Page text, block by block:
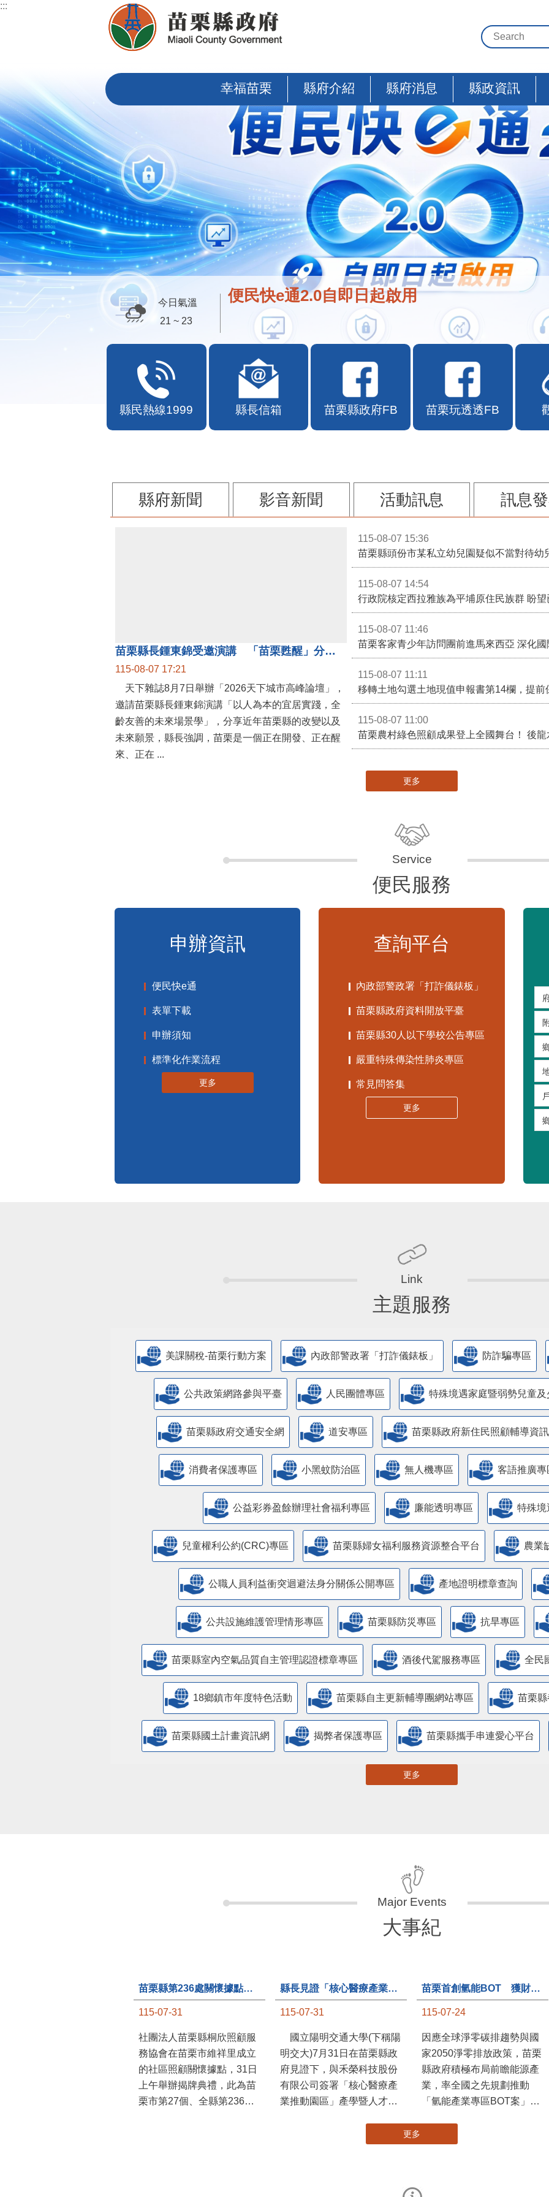
跳到主要內容區塊
:::
幸福苗栗 縣府介紹 縣府消息 縣政資訊
便民快e通2.0自即日起啟用
今日氣溫
21 ~ 23
縣民熱線1999 縣長信箱 苗栗縣政府FB 苗栗玩透透FB
縣府新聞 影音新聞 活動訊息 訊息
苗栗縣長鍾東錦受邀演講 「苗栗甦醒」分享近年轉變
115-08-07 17:21
天下雜誌8月7日舉辦「2026天下城市高峰論壇」，
邀請苗栗縣長鍾東錦演講「以人為本的宜居實踐，全
齡友善的未來場景學」，分享近年苗栗縣的改變以及
未來願景，縣長強調，苗栗是一個正在開發、正在醒
來、正在 ...
115-08-07 15:36
苗栗縣頭份市某私立幼兒園疑似不當對待幼
115-08-07 14:54
115-08-07 11:46
苗栗客家青少年訪問團前進馬來西亞 深化
115-08-07 11:11
移轉土地勾選土地現值申報書第14欄，提前
115-08-07 11:00
更多
便民服務
申辦資訊
便民快e通
表單下載
申辦須知
標準化作業流程
更多
查詢平台
內政部警政署「打詐儀錶板」
苗栗縣政府資料開放平臺
苗栗縣30人以下學校公告專區
嚴重特殊傳染性肺炎專區
常見問答集
更多
主題服務
美課關稅-苗栗行動方案 內政部警政署「打詐儀錶板」 防詐騙專區
公共政策網路參與平臺 人民團體專區 特殊境遇家庭暨弱勢兒童
苗栗縣政府交通安全網 道安專區 苗栗縣政府新住民照顧輔導資
消費者保護專區 小黑蚊防治區 無人機專區 客語推廣專
公益彩券盈餘辦理社會福利專區 廉能透明專區 特殊境
兒童權利公約(CRC)專區 苗栗縣婦女福利服務資源整合平台 農業
公職人員利益衝突迴避法身分關係公開專區 產地證明標章查詢
​公共設施維護管理情形專區 苗栗縣防災專區 抗旱專區
苗栗縣室內空氣品質自主管理認證標章專區 酒後代駕服務專區 全民
18鄉鎮市年度特色活動 苗栗縣自主更新輔導團網站專區 苗栗
苗栗縣國土計畫資訊網 揭弊者保護專區 苗栗縣攜手串連愛心平台
更多
大事紀
苗栗縣第236處關懷據點在苗栗市維祥里揭牌
115-07-31
社團法人苗栗縣桐欣照顧服
務協會在苗栗市維祥里成立
的社區照顧關懷據點，31日
上午舉辦揭牌典禮，此為苗
栗市第27個、全縣第236處
縣長見證「核心醫療產業推動園區」產學合作簽約儀式
115-07-31
國立陽明交通大學(下稱陽
明交大)7月31日在苗栗縣政
府見證下，與禾榮科技股份
有限公司簽署「核心醫療產
業推動園區」產學暨人才培
苗栗首創氫能BOT 獲財政部「突破之翼」肯定
115-07-24
因應全球淨零碳排趨勢與國
家2050淨零排放政策，苗栗
縣政府積極布局前瞻能源產
業，率全國之先規劃推動
「氫能產業專區BOT案」，